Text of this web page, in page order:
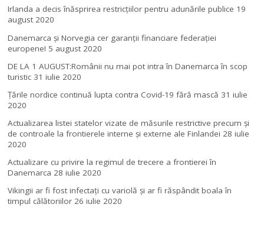
Irlanda a decis înăsprirea restricțiilor pentru adunările publice 19
august 2020
Danemarca și Norvegia cer garanții financiare federației
europene! 5 august 2020
DE LA 1 AUGUST:Românii nu mai pot intra în Danemarca în scop
turistic 31 iulie 2020
Țările nordice continuă lupta contra Covid-19 fără mască 31 iulie
2020
Actualizarea listei statelor vizate de măsurile restrictive precum și
de controale la frontierele interne și externe ale Finlandei 28 iulie
2020
Actualizare cu privire la regimul de trecere a frontierei în
Danemarca 28 iulie 2020
Vikingii ar fi fost infectaţi cu variolă şi ar fi răspândit boala în
timpul călătoriilor 26 iulie 2020